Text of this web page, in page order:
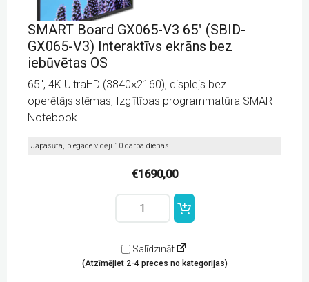
SMART Board GX065-V3 65″ (SBID-
GX065-V3) Interaktīvs ekrāns bez
iebūvētas OS
65″, 4K UltraHD (3840×2160), displejs bez
operētājsistēmas, Izglītības programmatūra SMART
Notebook
Jāpasūta, piegāde vidēji 10 darba dienas
€1690,00
Board
65"
(SBID-
GX065-
Salīdzināt
(Atzīmējiet 2-4 preces no kategorijas)